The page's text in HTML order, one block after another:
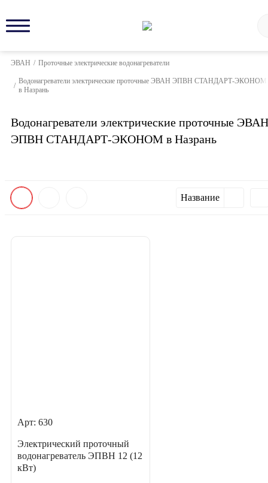
ЭВАН / Проточные электрические водонагреватели
/
Водонагреватели электрические проточные ЭВАН ЭПВН СТАНДАРТ-ЭКОНОМ
в Назрань
Водонагреватели электрические проточные ЭВАН
ЭПВН СТАНДАРТ-ЭКОНОМ в Назрань
Название
Арт: 630
Электрический проточный
водонагреватель ЭПВН 12 (12
кВт)